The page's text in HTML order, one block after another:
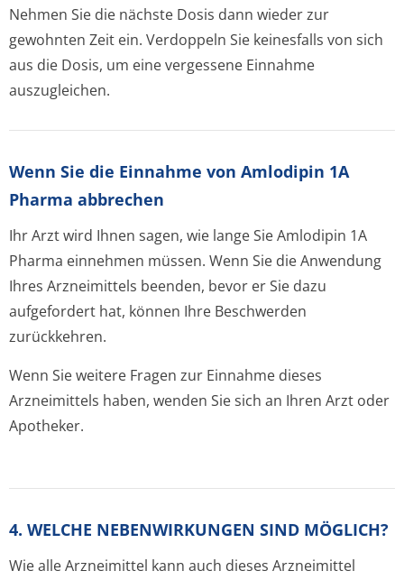
Nehmen Sie die nächste Dosis dann wieder zur
gewohnten Zeit ein. Verdoppeln Sie keinesfalls von sich
aus die Dosis, um eine vergessene Einnahme
auszugleichen.
Wenn Sie die Einnahme von Amlodipin 1A
Pharma abbrechen
Ihr Arzt wird Ihnen sagen, wie lange Sie Amlodipin 1A
Pharma einnehmen müssen. Wenn Sie die Anwendung
Ihres Arzneimittels beenden, bevor er Sie dazu
aufgefordert hat, können Ihre Beschwerden
zurückkehren.
Wenn Sie weitere Fragen zur Einnahme dieses
Arzneimittels haben, wenden Sie sich an Ihren Arzt oder
Apotheker.
4. WELCHE NEBENWIRKUNGEN SIND MÖGLICH?
Wie alle Arzneimittel kann auch dieses Arzneimittel